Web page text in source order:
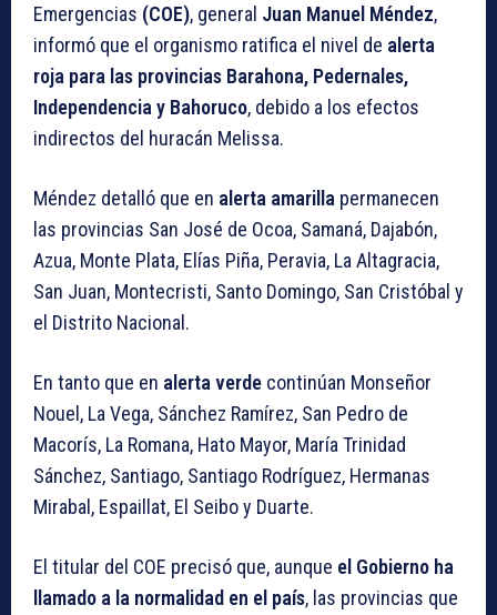
Emergencias (COE), general Juan Manuel Méndez,
informó que el organismo ratifica el nivel de alerta
roja para las provincias Barahona, Pedernales,
Independencia y Bahoruco, debido a los efectos
indirectos del huracán Melissa.
Méndez detalló que en alerta amarilla permanecen
las provincias San José de Ocoa, Samaná, Dajabón,
Azua, Monte Plata, Elías Piña, Peravia, La Altagracia,
San Juan, Montecristi, Santo Domingo, San Cristóbal y
el Distrito Nacional.
En tanto que en alerta verde continúan Monseñor
Nouel, La Vega, Sánchez Ramírez, San Pedro de
Macorís, La Romana, Hato Mayor, María Trinidad
Sánchez, Santiago, Santiago Rodríguez, Hermanas
Mirabal, Espaillat, El Seibo y Duarte.
El titular del COE precisó que, aunque el Gobierno ha
llamado a la normalidad en el país, las provincias que